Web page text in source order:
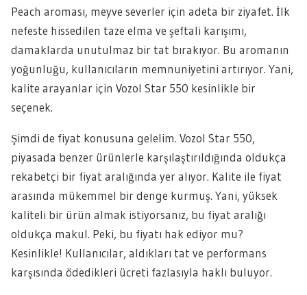
Peach aroması, meyve severler için adeta bir ziyafet. İlk
nefeste hissedilen taze elma ve şeftali karışımı,
damaklarda unutulmaz bir tat bırakıyor. Bu aromanın
yoğunluğu, kullanıcıların memnuniyetini artırıyor. Yani,
kalite arayanlar için Vozol Star 550 kesinlikle bir
seçenek.
Şimdi de fiyat konusuna gelelim. Vozol Star 550,
piyasada benzer ürünlerle karşılaştırıldığında oldukça
rekabetçi bir fiyat aralığında yer alıyor. Kalite ile fiyat
arasında mükemmel bir denge kurmuş. Yani, yüksek
kaliteli bir ürün almak istiyorsanız, bu fiyat aralığı
oldukça makul. Peki, bu fiyatı hak ediyor mu?
Kesinlikle! Kullanıcılar, aldıkları tat ve performans
karşısında ödedikleri ücreti fazlasıyla haklı buluyor.